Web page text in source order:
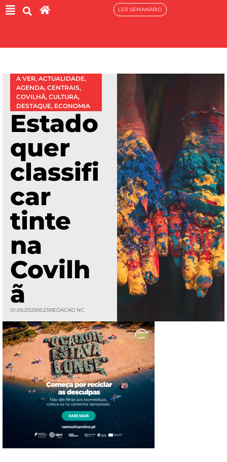
LER SEMANÁRIO
A VER, ACTUALIDADE,
AGENDA, CENTRAIS,
COVILHÃ, CULTURA,
DESTAQUE, ECONOMIA
Estado
quer
classifi
car
tinte
na
Covilh
ã
01.06.202616:23REDACAO NC